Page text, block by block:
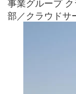
部／クラウドサ